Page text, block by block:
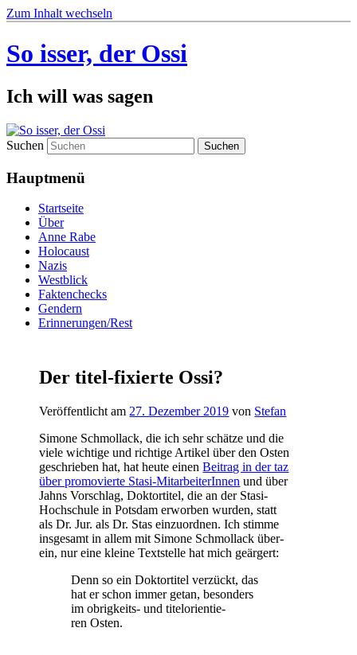
Zum Inhalt wechseln
So isser, der Ossi
Ich will was sagen
Suchen
Hauptmenü
Startseite
Über
Anne Rabe
Holocaust
Nazis
Westblick
Faktenchecks
Gendern
Erinnerungen/Rest
Der titel-fixierte Ossi?
Veröffentlicht am 27. Dezember 2019 von Stefan
Simo­ne Schmol­lack, die ich sehr schät­ze und die
vie­le wich­ti­ge und rich­ti­ge Arti­kel über den Osten
geschrie­ben hat, hat heu­te einenBei­trag in der taz
über pro­mo­vier­te Sta­si-Mit­ar­bei­te­rIn­nen und über
Jahns Vor­schlag, Dok­tor­ti­tel, die an der Sta­si-
Hoch­schu­le in Pots­dam erwor­ben wur­den, statt
als Dr. Jur. als Dr. Stas ein­zu­ord­nen. Ich stim­me
ins­ge­samt in allem mit Simo­ne Schmol­lack über­
ein, nur eine klei­ne Text­stel­le hat mich geärgert:
Denn so ein Dok­tor­ti­tel ver­zückt, das
hat er schon immer getan, beson­ders
im obrig­keits- und titel­ori­en­tie­
ren Osten.